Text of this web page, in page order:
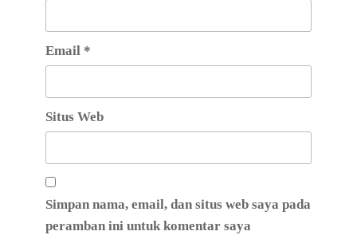
Email *
Situs Web
Simpan nama, email, dan situs web saya pada
peramban ini untuk komentar saya